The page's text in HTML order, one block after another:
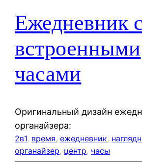
Ежедневник
встроенными
часами
Оригинальный дизайн
органайзера:
2в1, время, ежедневник,
органайзер, центр, часы